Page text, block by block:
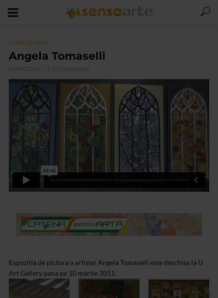
CLIPA DE ARTA
Angela Tomaselli
03/03/2011 4.373 vizualizari
Expozitia de pictura a artistei Angela Tomaselli este deschisa la U
Art Gallery pana pe 10 martie 2011.